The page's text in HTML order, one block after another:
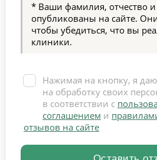
* Ваши фамилия, отчество и
опубликованы на сайте.
чтобы убедиться, что вы
клиники.
Нажимая на кнопку, я даю
на обработку своих
в соответствии с
соглашением и
отзывов на сайте